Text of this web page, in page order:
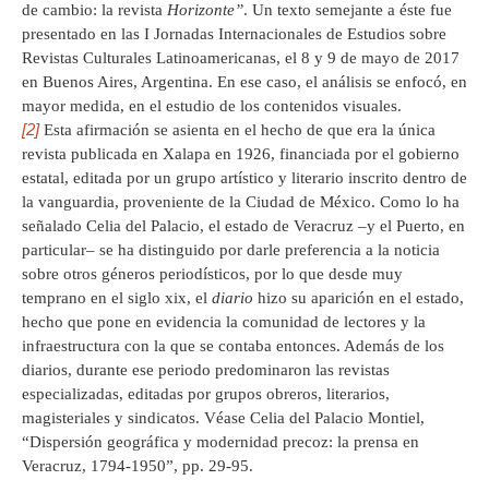
de cambio: la revista Horizonte”. Un texto semejante a éste fue
presentado en las I Jornadas Internacionales de Estudios sobre
Revistas Culturales Latinoamericanas, el 8 y 9 de mayo de 2017
en Buenos Aires, Argentina. En ese caso, el análisis se enfocó, en
mayor medida, en el estudio de los contenidos visuales.
[2]Esta afirmación se asienta en el hecho de que era la única
revista publicada en Xalapa en 1926, financiada por el gobierno
estatal, editada por un grupo artístico y literario inscrito dentro de
la vanguardia, proveniente de la Ciudad de México. Como lo ha
señalado Celia del Palacio, el estado de Veracruz –y el Puerto, en
particular– se ha distinguido por darle preferencia a la noticia
sobre otros géneros periodísticos, por lo que desde muy
temprano en el siglo xix, el diario hizo su aparición en el estado,
hecho que pone en evidencia la comunidad de lectores y la
infraestructura con la que se contaba entonces. Además de los
diarios, durante ese periodo predominaron las revistas
especializadas, editadas por grupos obreros, literarios,
magisteriales y sindicatos. Véase Celia del Palacio Montiel,
“Dispersión geográfica y modernidad precoz: la prensa en
Veracruz, 1794-1950”, pp. 29-95.